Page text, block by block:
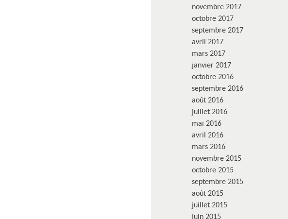
novembre 2017
octobre 2017
septembre 2017
avril 2017
mars 2017
janvier 2017
octobre 2016
septembre 2016
août 2016
juillet 2016
mai 2016
avril 2016
mars 2016
novembre 2015
octobre 2015
septembre 2015
août 2015
juillet 2015
juin 2015